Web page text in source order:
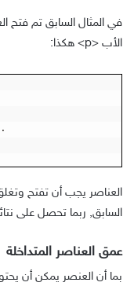
في المثال السابق تم فتح
الأب <p> هكذا:
العناصر يجب أن تفتح
السابق, ربما تحصل على
عمق العناصر المتداخلة
بما أن العنصر يمكن أن